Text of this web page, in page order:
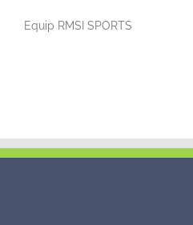
Equip RMSI SPORTS